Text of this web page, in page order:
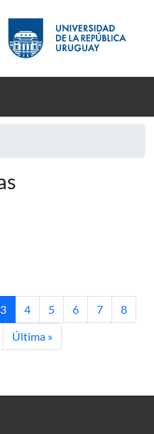
Current page
3 Page
4 Page
5 Page
6 Page
7 Page
8
page
Last page
Última »